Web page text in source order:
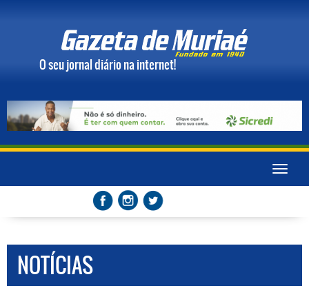
O seu jornal diário na internet!
Toggle
NOTÍCIAS